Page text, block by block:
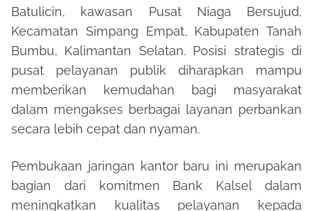
Batulicin, kawasan Pusat Niaga Bersujud,
Kecamatan Simpang Empat, Kabupaten Tanah
Bumbu, Kalimantan Selatan. Posisi strategis di
pusat pelayanan publik diharapkan mampu
memberikan kemudahan bagi masyarakat
dalam mengakses berbagai layanan perbankan
secara lebih cepat dan nyaman.
Pembukaan jaringan kantor baru ini merupakan
bagian dari komitmen Bank Kalsel dalam
meningkatkan kualitas pelayanan kepada